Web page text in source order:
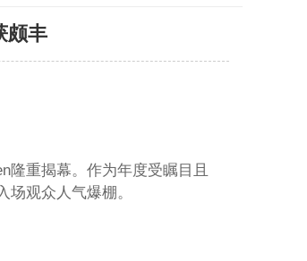
颇丰
隆重揭幕。作为年度受瞩目且
观众人气爆棚。